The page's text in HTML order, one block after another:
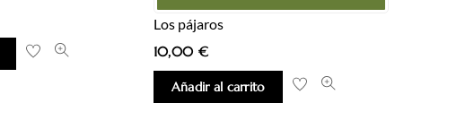
Los pájaros
10,00 €
Añadir al carrito